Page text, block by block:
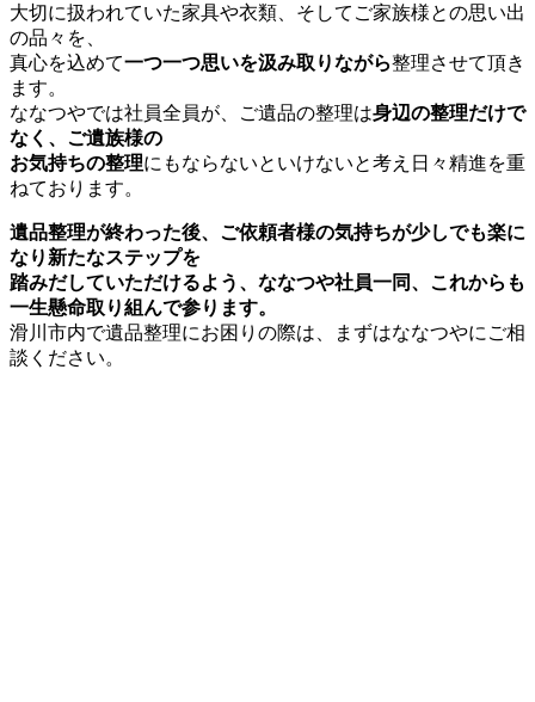
大切に扱われていた家具や衣類、そしてご家族様との思い出
の品々を、
真心を込めて一つ一つ思いを汲み取りながら整理させて頂き
ます。
ななつやでは社員全員が、ご遺品の整理は身辺の整理だけで
なく、ご遺族様の
お気持ちの整理にもならないといけないと考え日々精進を重
ねております。
遺品整理が終わった後、ご依頼者様の気持ちが少しでも楽に
なり新たなステップを
踏みだしていただけるよう、ななつや社員一同、これからも
一生懸命取り組んで参ります。
滑川市内で遺品整理にお困りの際は、まずはななつやにご相
談ください。